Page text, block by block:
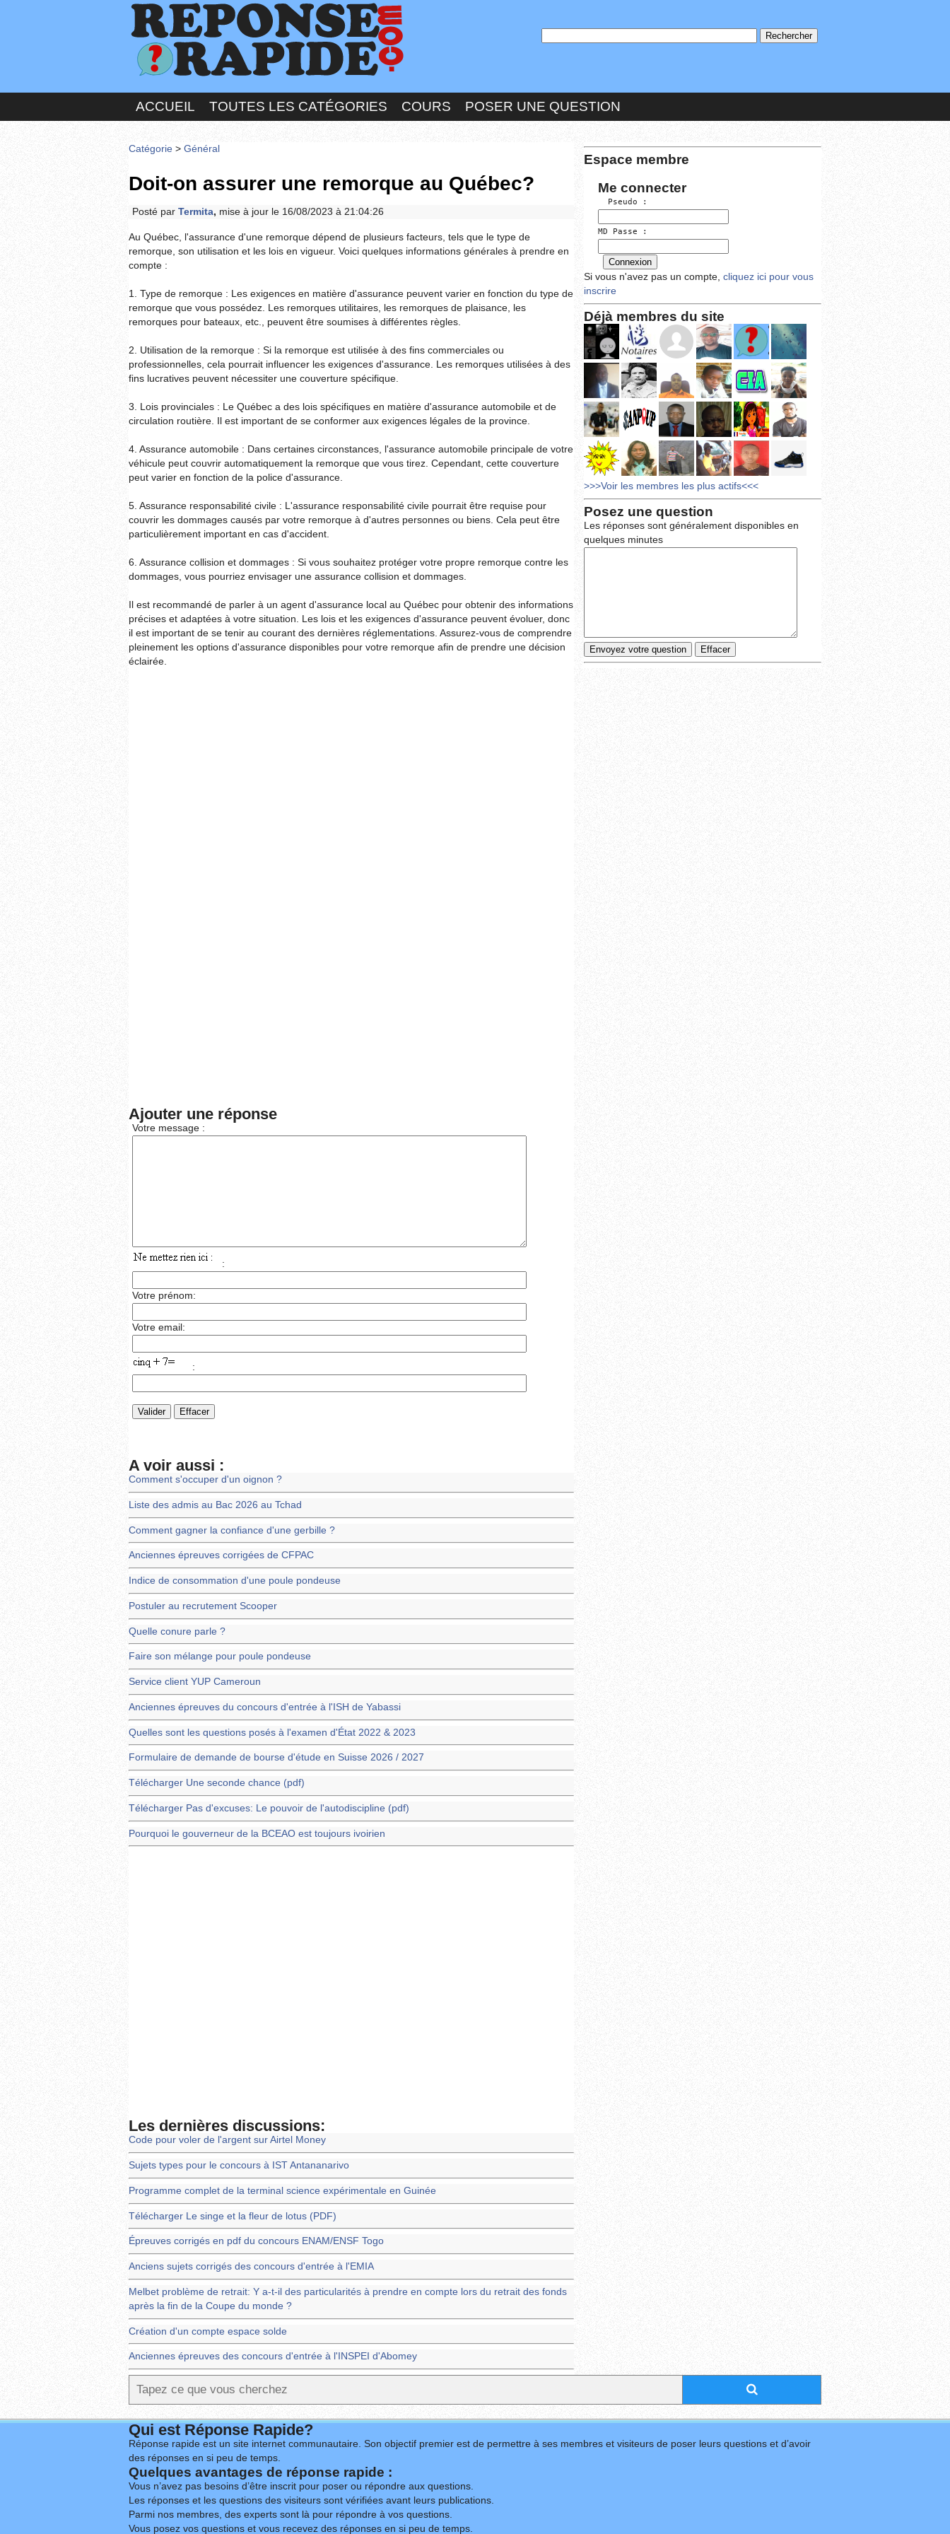
ACCUEIL TOUTES LES CATÉGORIES COURS POSER UNE QUESTION
Catégorie > Général
Doit-on assurer une remorque au Québec?
Posté par Termita, mise à jour le 16/08/2023 à 21:04:26
Au Québec, l'assurance d'une remorque dépend de plusieurs facteurs, tels que le type de
remorque, son utilisation et les lois en vigueur. Voici quelques informations générales à prendre en
compte :
1. Type de remorque : Les exigences en matière d'assurance peuvent varier en fonction du type de
remorque que vous possédez. Les remorques utilitaires, les remorques de plaisance, les
remorques pour bateaux, etc., peuvent être soumises à différentes règles.
2. Utilisation de la remorque : Si la remorque est utilisée à des fins commerciales ou
professionnelles, cela pourrait influencer les exigences d'assurance. Les remorques utilisées à des
fins lucratives peuvent nécessiter une couverture spécifique.
3. Lois provinciales : Le Québec a des lois spécifiques en matière d'assurance automobile et de
circulation routière. Il est important de se conformer aux exigences légales de la province.
4. Assurance automobile : Dans certaines circonstances, l'assurance automobile principale de votre
véhicule peut couvrir automatiquement la remorque que vous tirez. Cependant, cette couverture
peut varier en fonction de la police d'assurance.
5. Assurance responsabilité civile : L'assurance responsabilité civile pourrait être requise pour
couvrir les dommages causés par votre remorque à d'autres personnes ou biens. Cela peut être
particulièrement important en cas d'accident.
6. Assurance collision et dommages : Si vous souhaitez protéger votre propre remorque contre les
dommages, vous pourriez envisager une assurance collision et dommages.
Il est recommandé de parler à un agent d'assurance local au Québec pour obtenir des informations
précises et adaptées à votre situation. Les lois et les exigences d'assurance peuvent évoluer, donc
il est important de se tenir au courant des dernières réglementations. Assurez-vous de comprendre
pleinement les options d'assurance disponibles pour votre remorque afin de prendre une décision
éclairée.
Ajouter une réponse
Votre message :
:
Votre prénom:
Votre email:
:
A voir aussi :
Comment s'occuper d'un oignon ?
Liste des admis au Bac 2026 au Tchad
Comment gagner la confiance d'une gerbille ?
Anciennes épreuves corrigées de CFPAC
Indice de consommation d'une poule pondeuse
Postuler au recrutement Scooper
Quelle conure parle ?
Faire son mélange pour poule pondeuse
Service client YUP Cameroun
Anciennes épreuves du concours d'entrée à l'ISH de Yabassi
Quelles sont les questions posés à l'examen d'État 2022 & 2023
Formulaire de demande de bourse d'étude en Suisse 2026 / 2027
Télécharger Une seconde chance (pdf)
Télécharger Pas d'excuses: Le pouvoir de l'autodiscipline (pdf)
Pourquoi le gouverneur de la BCEAO est toujours ivoirien
Les dernières discussions:
Code pour voler de l'argent sur Airtel Money
Sujets types pour le concours à IST Antananarivo
Programme complet de la terminal science expérimentale en Guinée
Télécharger Le singe et la fleur de lotus (PDF)
Épreuves corrigés en pdf du concours ENAM/ENSF Togo
Anciens sujets corrigés des concours d'entrée à l'EMIA
Melbet problème de retrait: Y a-t-il des particularités à prendre en compte lors du retrait des fonds
après la fin de la Coupe du monde ?
Création d'un compte espace solde
Anciennes épreuves des concours d'entrée à l'INSPEI d'Abomey
Espace membre
Me connecter
  Pseudo :
MD Passe :
Si vous n'avez pas un compte, cliquez ici pour vous
inscrire
Déjà membres du site
>>>Voir les membres les plus actifs<<<
Posez une question
Les réponses sont généralement disponibles en
quelques minutes
Qui est Réponse Rapide?
Réponse rapide est un site internet communautaire. Son objectif premier est de permettre à ses membres et visiteurs de poser leurs questions et d’avoir
des réponses en si peu de temps.
Quelques avantages de réponse rapide :
Vous n’avez pas besoins d’être inscrit pour poser ou répondre aux questions.
Les réponses et les questions des visiteurs sont vérifiées avant leurs publications.
Parmi nos membres, des experts sont là pour répondre à vos questions.
Vous posez vos questions et vous recevez des réponses en si peu de temps.